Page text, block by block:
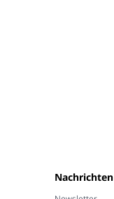
Nachrichten